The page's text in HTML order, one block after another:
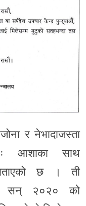
र नेभादाजस्ता
आशाका साथ
बताएको छ । ती
सन् २०२० को